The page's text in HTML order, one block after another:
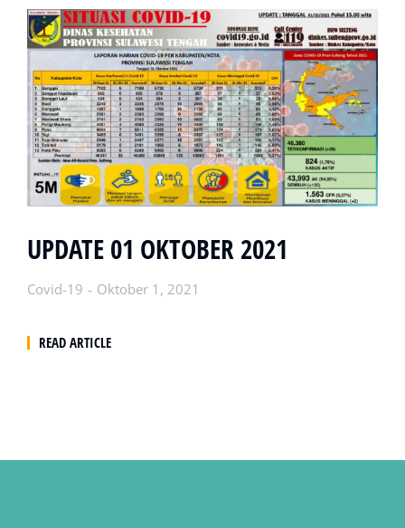
UPDATE 01 OKTOBER 2021
Covid-19 Oktober 1, 2021
READ ARTICLE